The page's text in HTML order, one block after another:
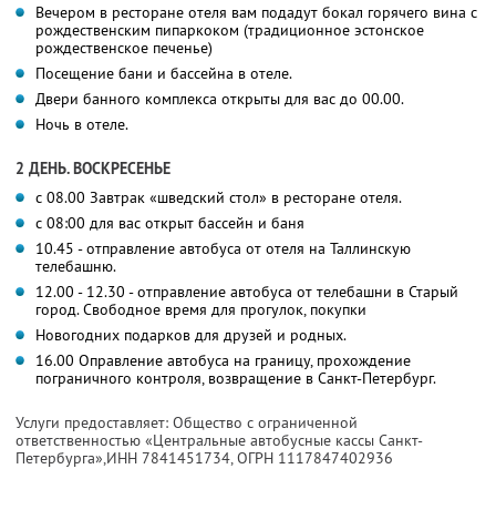
Вечером в ресторане отеля вам подадут бокал горячего вина с
рождественским пипаркоком (традиционное эстонское
рождественское печенье)
Посещение бани и бассейна в отеле.
Двери банного комплекса открыты для вас до 00.00.
Ночь в отеле.
2 ДЕНЬ. ВОСКРЕСЕНЬЕ
с 08.00 Завтрак «шведский стол» в ресторане отеля.
с 08:00 для вас открыт бассейн и баня
10.45 - отправление автобуса от отеля на Таллинскую
телебашню.
12.00 - 12.30 - отправление автобуса от телебашни в Старый
город. Свободное время для прогулок, покупки
Новогодних подарков для друзей и родных.
16.00 Оправление автобуса на границу, прохождение
пограничного контроля, возвращение в Санкт-Петербург.
Услуги предоставляет: Общество с ограниченной
ответственностью «Центральные автобусные кассы Санкт-
Петербурга»,ИНН 7841451734, ОГРН 1117847402936